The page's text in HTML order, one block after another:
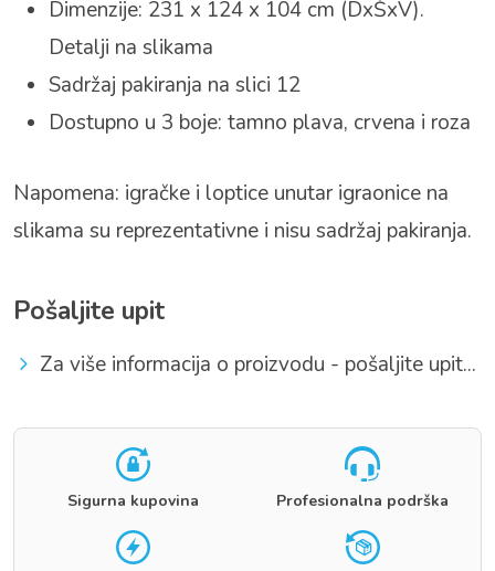
Dimenzije: 231 x 124 x 104 cm (DxŠxV).
Detalji na slikama
Sadržaj pakiranja na slici 12
Dostupno u 3 boje: tamno plava, crvena i roza
Napomena: igračke i loptice unutar igraonice na
slikama su reprezentativne i nisu sadržaj pakiranja.
Pošaljite upit
Za više informacija o proizvodu - pošaljite upit...
Sigurna kupovina Profesionalna podrška